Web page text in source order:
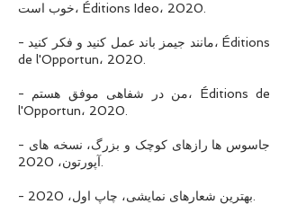
خوب است، Éditions Ideo، 2020.
- مانند جیمز باند عمل کنید و فکر کنید، Éditions
de l'Opportun، 2020.
- من در شفاهی موفق هستم، Éditions de
l'Opportun، 2020.
- جاسوس ها رازهای کوچک و بزرگ، نسخه های